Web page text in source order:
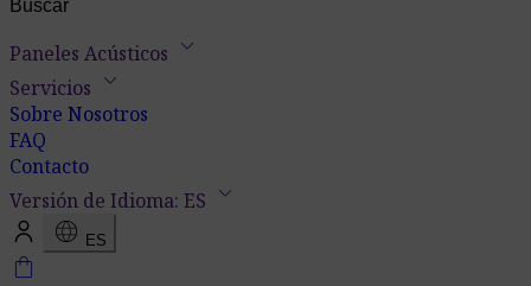
Paneles Acústicos keyboard_arrow_down
Servicios keyboard_arrow_down
Sobre Nosotros
FAQ
Contacto
Versión de Idioma: ES keyboard_arrow_down
language ES
shopping_bag